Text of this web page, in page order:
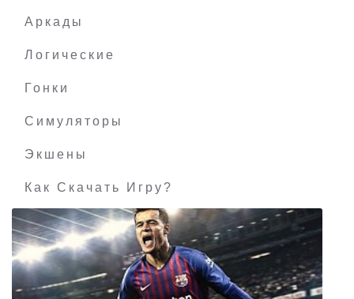
Аркады
Логические
Гонки
Симуляторы
Экшены
Как Скачать Игру?